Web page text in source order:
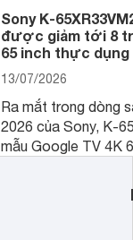
Sony K-
được giảm tới 8
65 inch thực
13/07/2026
Ra mắt trong dòng
2026 của Sony, K-
mẫu Google TV 4K
tảng Google TV
nghệ hỗ trợ nâng